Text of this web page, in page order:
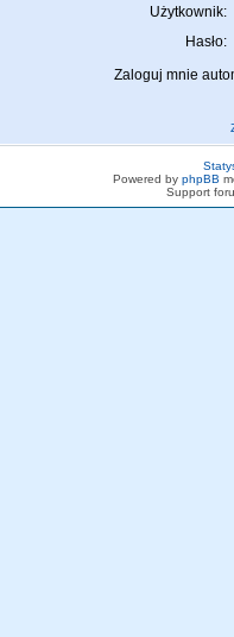
Użytkownik:
Hasło:
Zaloguj mnie
Powered by phpBB
Support